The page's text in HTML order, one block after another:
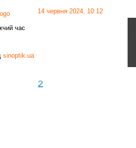
час
sinoptik.ua
14 червня 2024, 10:12
2